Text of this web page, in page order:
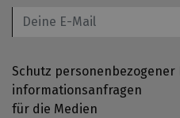
Schutz personenbezogener
informationsanfragen
für die Medien